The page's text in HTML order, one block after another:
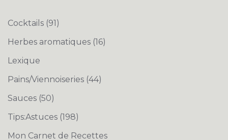
Cocktails (91)
Herbes aromatiques (16)
Lexique
Pains/Viennoiseries (44)
Sauces (50)
Tips:Astuces (198)
Mon Carnet de Recettes